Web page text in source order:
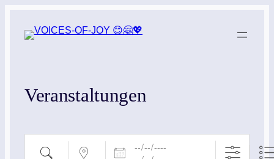
Inhalt
Veranstaltungen
Suche Nahe … Daten